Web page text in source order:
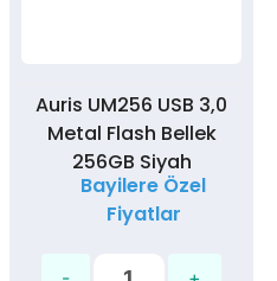
Auris UM256 USB 3,0
Metal Flash Bellek
256GB Siyah
Bayilere Özel
Fiyatlar